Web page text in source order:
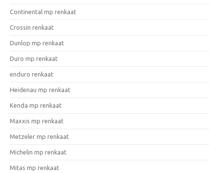
Continental mp renkaat
Crossin renkaat
Dunlop mp renkaat
Duro mp renkaat
enduro renkaat
Heidenau mp renkaat
Kenda mp renkaat
Maxxis mp renkaat
Metzeler mp renkaat
Michelin mp renkaat
Mitas mp renkaat